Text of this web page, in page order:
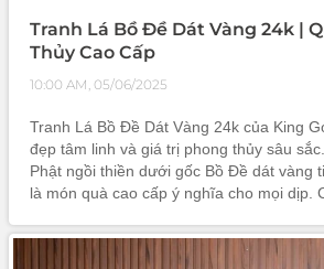
Tranh Lá Bồ Đề Dát Vàng 24k |
Thủy Cao Cấp
10:00 AM, 05/06/2025
Tranh Lá Bồ Đề Dát Vàng 24k của King
đẹp tâm linh và giá trị phong thủy sâu
Phật ngồi thiền dưới gốc Bồ Đề dát vàng
là món quà cao cấp ý nghĩa cho mọi dịp.
chuyển t